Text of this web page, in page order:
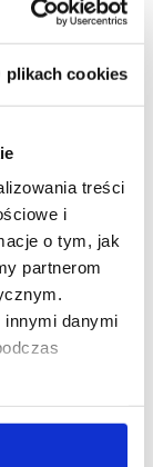
plikach cookies
treści
i
o tym, jak
partnerom
innymi danymi